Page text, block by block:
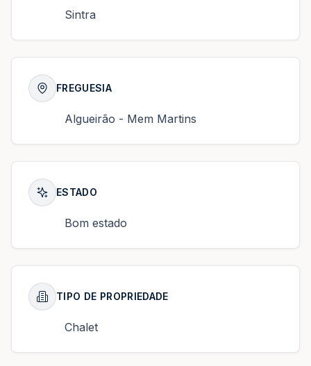
Sintra
FREGUESIA
Algueirão - Mem Martins
ESTADO
Bom estado
TIPO DE PROPRIEDADE
Chalet